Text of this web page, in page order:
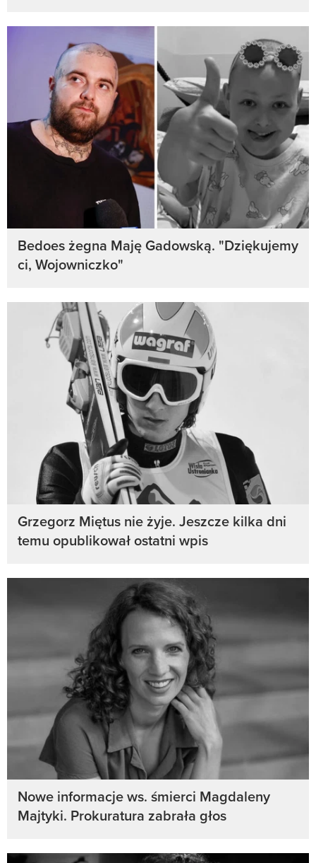
Bedoes żegna Maję Gadowską. "Dziękujemy
ci, Wojowniczko"
Grzegorz Miętus nie żyje. Jeszcze kilka dni
temu opublikował ostatni wpis
Nowe informacje ws. śmierci Magdaleny
Majtyki. Prokuratura zabrała głos